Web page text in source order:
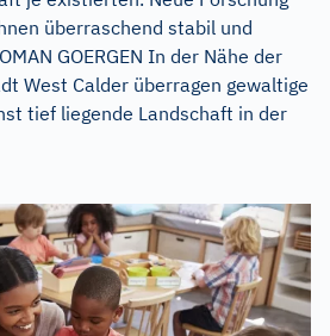
überraschend stabil und
GOERGEN In der Nähe der
West Calder überragen gewaltige
tief liegende Landschaft in der